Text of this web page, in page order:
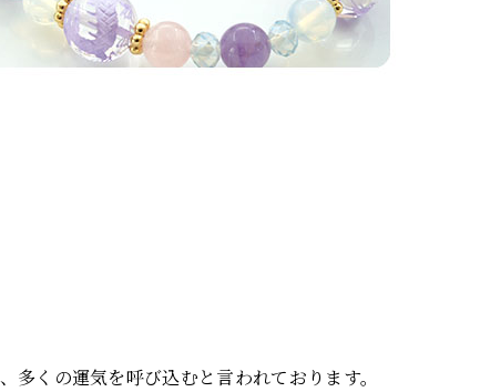
くの運気を呼び込むと言われております。